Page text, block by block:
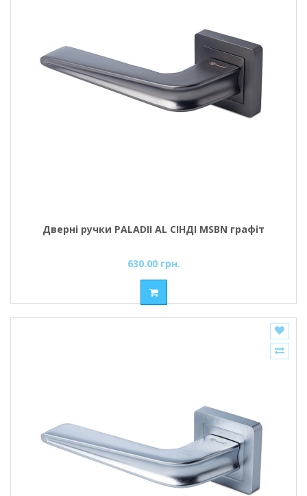
Дверні ручки PALADII AL СІНДІ MSBN графіт
630.00 грн.